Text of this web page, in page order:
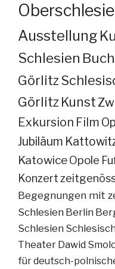
Ausstellung
Schlesien Buch
Görlitz
Görlitz Kunst
Exkursion Film
Jubiläum
KatowiceOpole
Konzert
Begegnungen mit
Schlesien Berlin
Schlesien
Theater Dawid
für deutsch-